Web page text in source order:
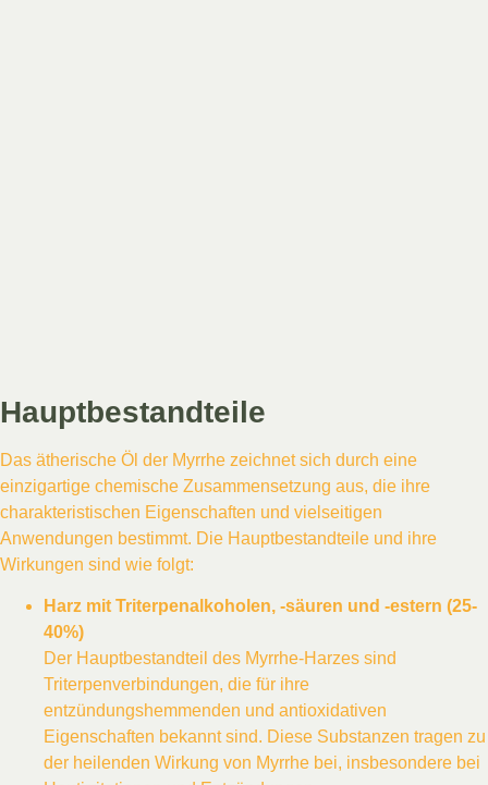
Hauptbestandteile
Das ätherische Öl der Myrrhe zeichnet sich durch eine
einzigartige chemische Zusammensetzung aus, die ihre
charakteristischen Eigenschaften und vielseitigen
Anwendungen bestimmt. Die Hauptbestandteile und ihre
Wirkungen sind wie folgt:
Harz mit Triterpenalkoholen, -säuren und -estern (25-
40%)
Der Hauptbestandteil des Myrrhe-Harzes sind
Triterpenverbindungen, die für ihre
entzündungshemmenden und antioxidativen
Eigenschaften bekannt sind. Diese Substanzen tragen zu
der heilenden Wirkung von Myrrhe bei, insbesondere bei